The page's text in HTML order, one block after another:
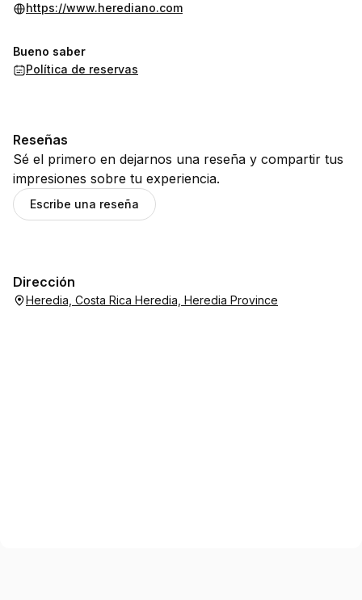
https://www.herediano.com
Bueno saber
Política de reservas
Reseñas
Sé el primero en dejarnos una reseña y compartir tus
impresiones sobre tu experiencia.
Escribe una reseña
Dirección
Heredia, Costa Rica Heredia, Heredia Province